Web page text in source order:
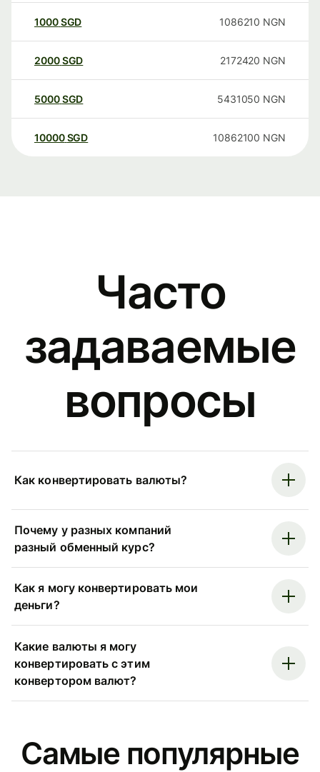
1000SGD 1086210 NGN
2000SGD 2172420 NGN
5000SGD 5431050 NGN
10000 SGD 10862100 NGN
Часто
задаваемые
вопросы
Как конвертировать валюты?
Почему у разных компаний
разный обменный курс?
Как я могу конвертировать мои
деньги?
Какие валюты я могу
конвертировать с этим
конвертором валют?
Самые популярные